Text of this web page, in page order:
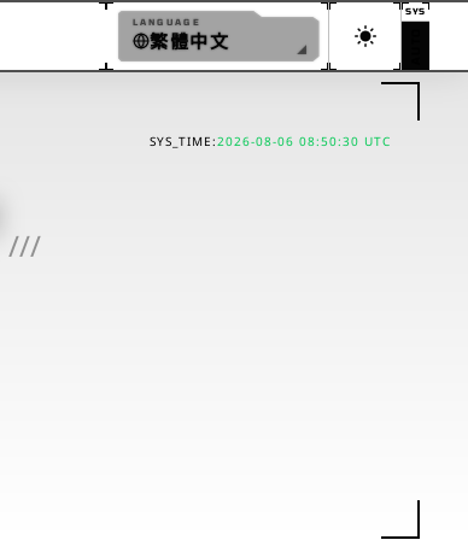
LANGUAGE
繁體中文
SYS
SYS_TIME:2026-08-06 08:50:30 UTC
///